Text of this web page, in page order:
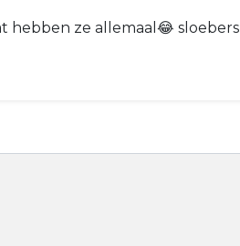
hebben ze allemaal😂 sloebers